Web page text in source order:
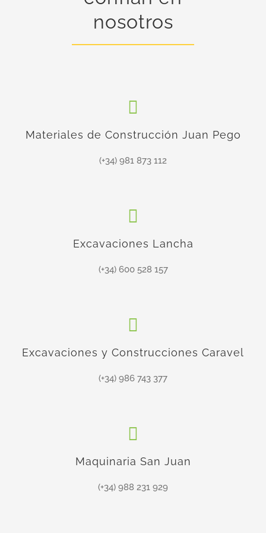
nosotros
Materiales de Construcción Juan Pego
(+34) 981 873 112
Excavaciones Lancha
(+34) 600 528 157
Excavaciones y Construcciones Caravel
(+34) 986 743 377
Maquinaria San Juan
(+34) 988 231 929